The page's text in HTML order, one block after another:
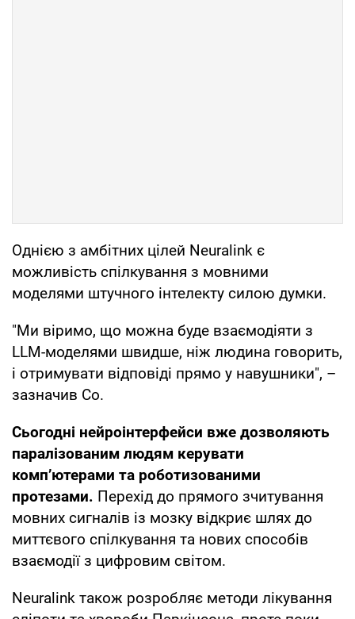
Однією з амбітних цілей Neuralink є
можливість спілкування з мовними
моделями штучного інтелекту силою думки.
"Ми віримо, що можна буде взаємодіяти з
LLM-моделями швидше, ніж людина говорить,
і отримувати відповіді прямо у навушники", –
зазначив Со.
Сьогодні нейроінтерфейси вже дозволяють
паралізованим людям керувати
комп’ютерами та роботизованими
протезами. Перехід до прямого зчитування
мовних сигналів із мозку відкриє шлях до
миттєвого спілкування та нових способів
взаємодії з цифровим світом.
Neuralink також розробляє методи лікування